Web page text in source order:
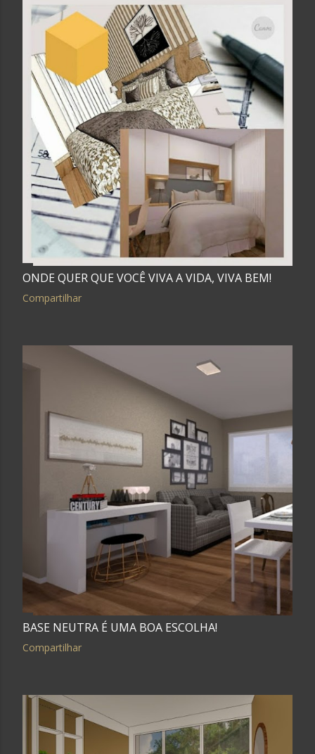
ONDE QUER QUE VOCÊ VIVA A VIDA, VIVA BEM!
Compartilhar
BASE NEUTRA É UMA BOA ESCOLHA!
Compartilhar